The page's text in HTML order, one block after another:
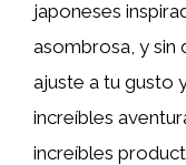
japoneses
asombrosa, y sin
ajuste a tu gusto
increíbles
increíbles